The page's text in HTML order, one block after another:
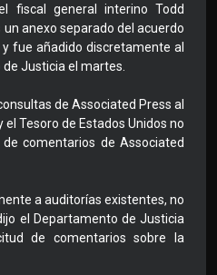
fiscal general interino Todd
anexo separado del acuerdo
fue añadido discretamente al
Justicia el martes.
de Associated Press al
Tesoro de Estados Unidos no
comentarios de Associated
a auditorías existentes, no
el Departamento de Justicia
de comentarios sobre la